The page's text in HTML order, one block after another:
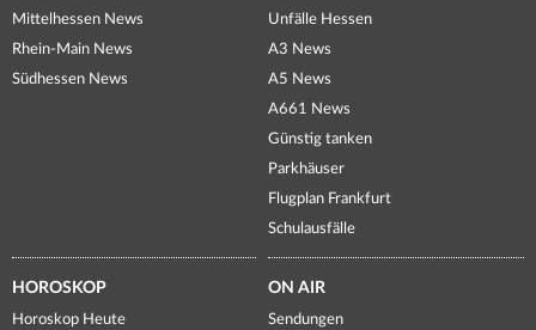
Mittelhessen News
Rhein-Main News
Südhessen News
Unfälle Hessen
A3 News
A5 News
A661 News
Günstig tanken
Parkhäuser
Flugplan Frankfurt
Schulausfälle
HOROSKOP
Horoskop Heute
ON AIR
Sendungen